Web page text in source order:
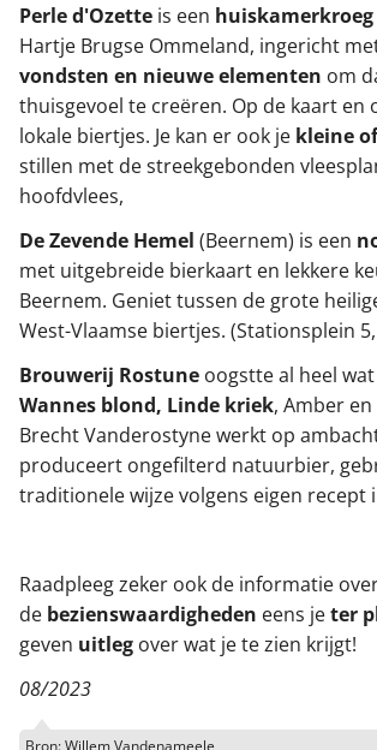
Perle d'Ozette is een huiskamerkroeg
Hartje Brugse Ommeland, ingericht
vondsten en nieuwe elementen om
thuisgevoel te creëren. Op de kaart en
lokale biertjes. Je kan er ook je kleine
stillen met de streekgebonden
hoofdvlees,
De Zevende Hemel (Beernem) is een
met uitgebreide bierkaart en lekkere
Beernem. Geniet tussen de grote
West-Vlaamse biertjes. (Stationsplein
Brouwerij Rostune oogstte al heel
Wannes blond, Linde kriek, Amber
Brecht Vanderostyne werkt op
produceert ongefilterd natuurbier,
traditionele wijze volgens eigen recept
Raadpleeg zeker ook de informatie
de bezienswaardigheden eens jeter
geven uitleg over wat je te zien krijgt!
08/2023
Bron: Willem Vandenameele